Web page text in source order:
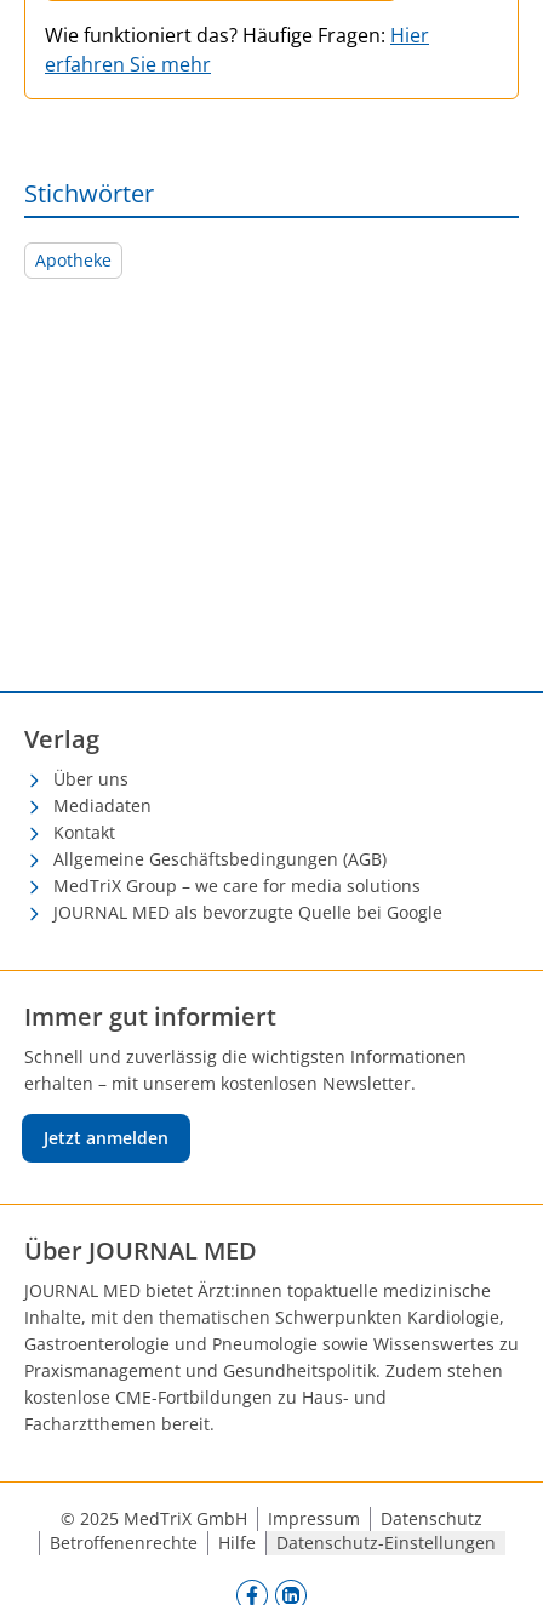
Wie funktioniert das? Häufige Fragen: Hier
erfahren Sie mehr
Stichwörter
Apotheke
Verlag
Über uns
Mediadaten
Kontakt
Allgemeine Geschäftsbedingungen (AGB)
MedTriX Group – we care for media solutions
JOURNAL MED als bevorzugte Quelle bei Google
Immer gut informiert
Schnell und zuverlässig die wichtigsten Informationen
erhalten – mit unserem kostenlosen Newsletter.
Jetzt anmelden
Über JOURNAL MED
JOURNAL MED bietet Ärzt:innen topaktuelle medizinische
Inhalte, mit den thematischen Schwerpunkten Kardiologie,
Gastroenterologie und Pneumologie sowie Wissenswertes zu
Praxismanagement und Gesundheitspolitik. Zudem stehen
kostenlose CME-Fortbildungen zu Haus- und
Facharztthemen bereit.
© 2025 MedTriX GmbH Impressum
Datenschutz
Betroffenenrechte
Hilfe Datenschutz-Einstellungen